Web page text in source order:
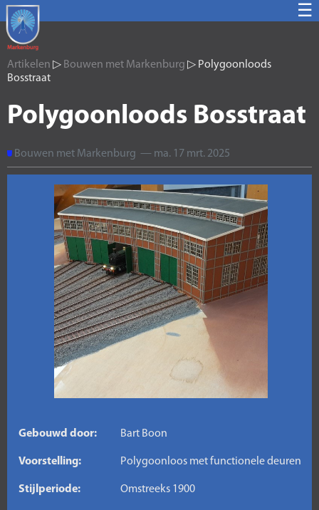
☰
Artikelen ▷ Bouwen met Markenburg ▷ Polygoonloods
Bosstraat
Polygoonloods Bosstraat
Bouwen met Markenburg — ma. 17 mrt. 2025
Gebouwd door: Bart Boon
Voorstelling: Polygoonloos met functionele deuren
Stijlperiode: Omstreeks 1900